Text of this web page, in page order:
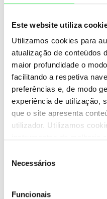
Este website utiliza
Utilizamos cookies para
atualização de conteúdos
maior profundidade o
facilitando a respetiva
preferências e, de modo
experiência de utilização,
que o site apresenta
utilizador. Utilizamos
Necessários
Funcionais
Converter para
Domínio a Converter:
Domínio: